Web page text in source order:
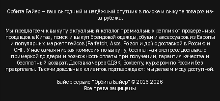
Орбита Байер — ваш выгодный и надёжный спутник в поиске и выкупе товаров из-
за рубежа.
Мы предлагаем к выкупу актуальный каталог премиальных реплик от проверенных
продавцов в Китае, поиск и выкуп брендовой одежды, обуви и аксессуаров из Европы
и популярных маркетплейсов (Farfetch, Asos, Poizon и др.) с доставкой в Россию и
СНГ. У нас самая низкая комиссия по выкупу, бесплатная экспресс доставка с
примеркой до двери и возможность оплаты при получении, гарантия качества и
бесплатный возврат. Доставка через СДЭК, Boxberry, курьером по России без
предоплаты. Тысячи довольных клиентов подтверждают: мы делаем моду доступной.
Байер-сервис "Орбита Байер" © 2016-2026
Все права защищены